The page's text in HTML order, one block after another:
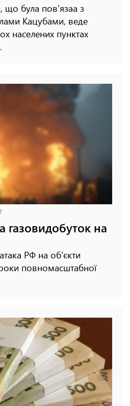
що була пов'язаа з
Кацубами, веде
населених пунктах
газовидобуток на
РФ на об'єкти
повномасштабної